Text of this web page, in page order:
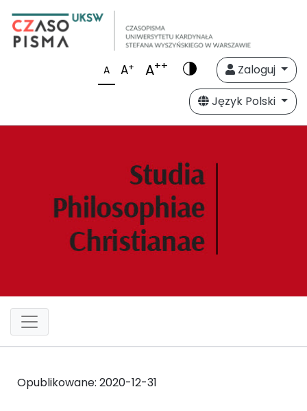
A A+ A++
Zaloguj
Język Polski
Opublikowane: 2020-12-31